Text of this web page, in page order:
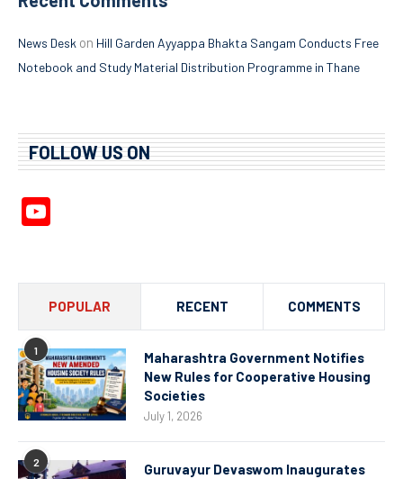
News Desk on Hill Garden Ayyappa Bhakta Sangam Conducts Free
Notebook and Study Material Distribution Programme in Thane
FOLLOW US ON
POPULAR RECENT COMMENTS
1
Maharashtra Government Notifies
New Rules for Cooperative Housing
Societies
July 1, 2026
2
Guruvayur Devaswom Inaugurates